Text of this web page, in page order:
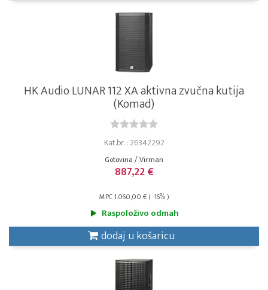
HK Audio LUNAR 112 XA aktivna zvučna kutija
(Komad)
Kat.br. : 26342292
Gotovina / Virman
887,22 €
MPC 1.060,00 € ( -16% )
Raspoloživo odmah
dodaj u košaricu